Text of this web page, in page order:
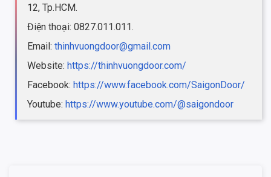
12, Tp.HCM.
Điện thoại: 0827.011.011.
Email: thinhvuongdoor@gmail.com
Website: https://thinhvuongdoor.com/
Facebook: https://www.facebook.com/SaigonDoor/
Youtube: https://www.youtube.com/@saigondoor